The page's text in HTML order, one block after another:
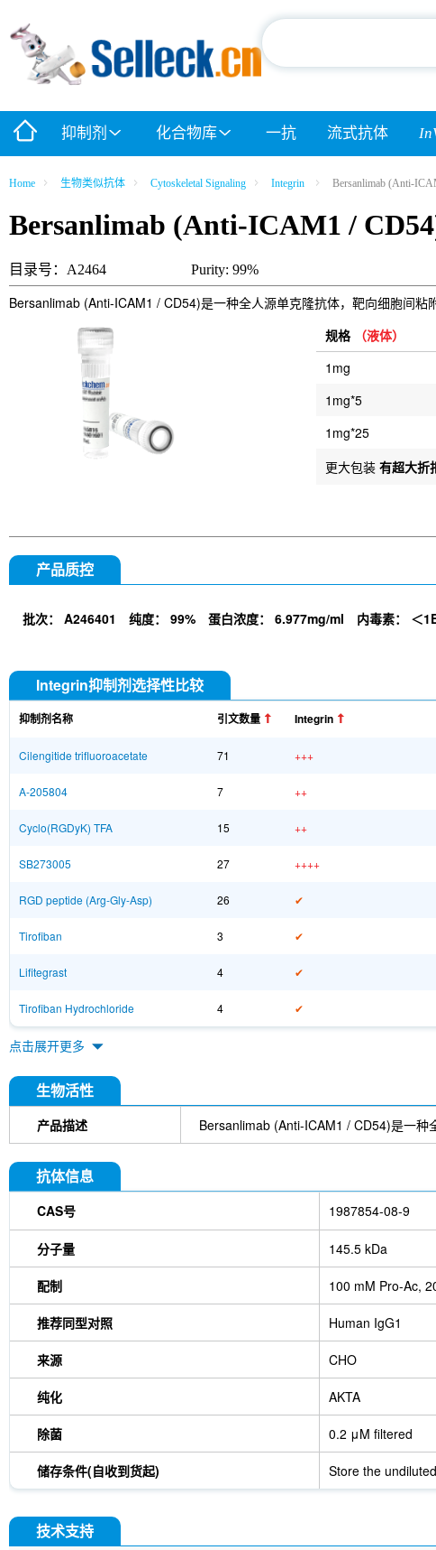
抑制剂 化合物库 一抗 流式抗体
Home 生物类似抗体 Cytoskeletal Signaling Integrin Bersanlimab (Anti-
Bersanlimab (Anti-ICAM1 /
目录号：A2464 Purity: 99%
Bersanlimab (Anti-ICAM1 / CD54)是一种全人源单克隆抗体，靶向细胞间
规格 （液体）
1mg
1mg*5
1mg*25
更大包装 有超大折
产品质控
批次： A246401 纯度： 99% 蛋白浓度： 6.977mg/ml 内毒素： ＜
Integrin抑制剂选择性比较
抑制剂名称 引文数量 Integrin
Cilengitide trifluoroacetate 71 +++
A-205804 7 ++
Cyclo(RGDyK) TFA 15 ++
SB273005 27 ++++
RGD peptide (Arg-Gly-Asp) 26 ✔
Tirofiban 3 ✔
Lifitegrast 4 ✔
Tirofiban Hydrochloride 4 ✔
点击展开更多
生物活性
产品描述 Bersanlimab (Anti-ICAM1 / CD54)是一种
抗体信息
CAS号 1987854-08-9
分子量 145.5 kDa
配制 100 mM Pro-Ac,
推荐同型对照 Human IgG1
来源 CHO
纯化 AKTA
除菌 0.2 μM filtered
储存条件(自收到货起) Store the
技术支持